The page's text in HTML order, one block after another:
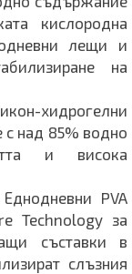
кислородна
лещи и
на
хидрогелни
с над 85% водно
и висока
Еднодневни PVA
Technology за
съставки в
слъзния